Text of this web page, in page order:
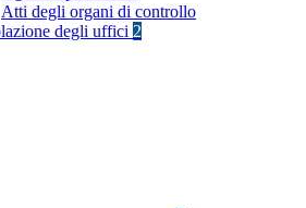
Atti degli organi di controllo
degli uffici 2